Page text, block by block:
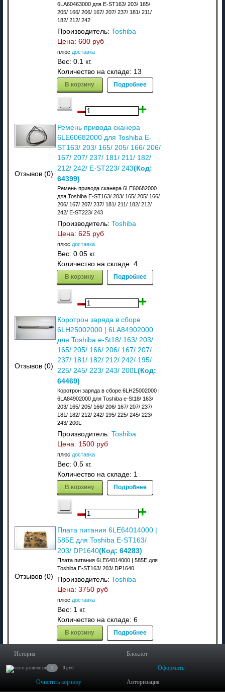
6LA60463000 для E-ST163/ 203/ 165/
205/ 166/ 206/ 167/ 207/ 237/ 181/ 211/
182/ 212/ 242
Производитель: Toshiba
Цена: 600 руб
плюс доставка
Вес: 0.1 кг.
Количество на складе: 13
В корзину Подробнее
Отзывов (0)
Ремень привода сканера
6LE60682000 для Toshiba E-
ST163/ 203/ 165/ 205/ 166/ 206/
167/ 207/ 237/ 181/ 211/ 182/
212/ 242/ E-ST223/ 243(Код:
64399)
Ремень привода сканера 6LE60682000
для Toshiba E-ST163/ 203/ 165/ 205/ 166/
206/ 167/ 207/ 237/ 181/ 211/ 182/ 212/
242/ E-ST223/ 243
Производитель: Toshiba
Цена: 625 руб
плюс доставка
Вес: 0.05 кг.
Количество на складе: 4
В корзину Подробнее
Отзывов (0)
Коротрон заряда в сборе
6LH25002000 | 6LA84902000
для Toshiba e-St18/ 163/ 203/
165/ 205/ 166/ 206/ 167/ 207/
237/ 181/ 182/ 212/ 242/ 195/
225/ 245/ 223/ 243/ 200L (Код:
64469)
Коротрон заряда в сборе 6LH25002000 |
6LA84902000 для Toshiba e-St18/ 163/
203/ 165/ 205/ 166/ 206/ 167/ 207/ 237/
181/ 182/ 212/ 242/ 195/ 225/ 245/ 223/
243/ 200L
Производитель: Toshiba
Цена: 1500 руб
плюс доставка
Вес: 0.5 кг.
Количество на складе: 1
В корзину Подробнее
Отзывов (0)
Плата питания 6LE64014000 |
585E для Toshiba E-ST163/
203/ DP1640(Код: 64283)
Плата питания 6LE64014000 | 585E для
Toshiba E-ST163/ 203/ DP1640
Производитель: Toshiba
Цена: 3750 руб
плюс доставка
Вес: 1 кг.
Количество на складе: 6
В корзину Подробнее
6LE56640000 для Toshiba E-
История Блокнот
0 0 руб
Оформить
Очистить корзину
Авторизация